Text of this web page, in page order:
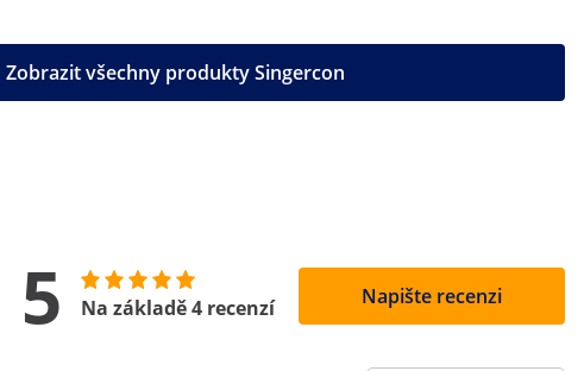
Zobrazit všechny produkty Singercon
5 Na základě 4 recenzí Napište recenzi